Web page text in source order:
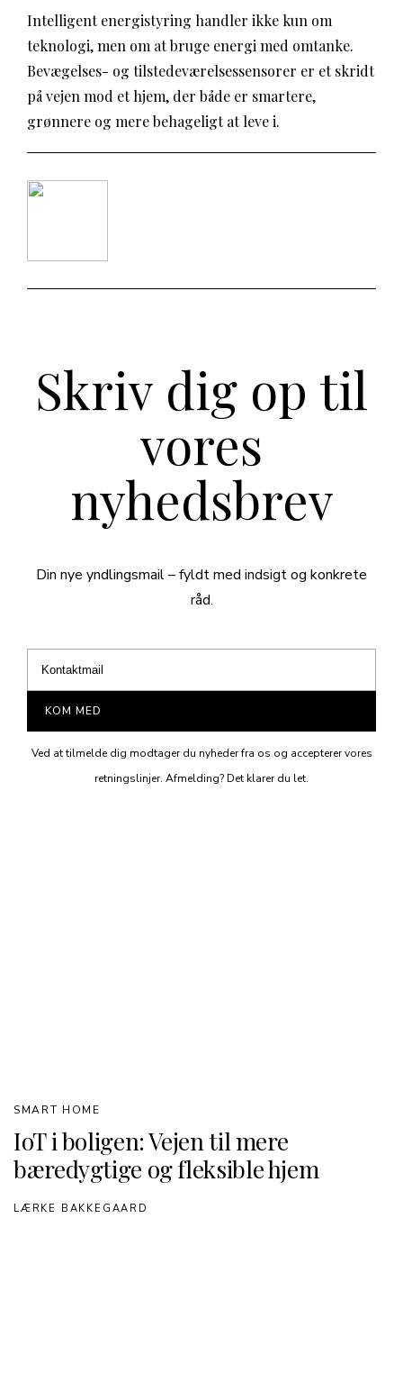
Intelligent energistyring handler ikke kun om
teknologi, men om at bruge energi med omtanke.
Bevægelses- og tilstedeværelsessensorer er et skridt
på vejen mod et hjem, der både er smartere,
grønnere og mere behageligt at leve i.
Skriv dig op til
vores
nyhedsbrev
Din nye yndlingsmail – fyldt med indsigt og konkrete
råd.
KOM MED
Ved at tilmelde dig modtager du nyheder fra os og accepterer vores
retningslinjer. Afmelding? Det klarer du let.
IoT i boligen: Vejen til mere
bæredygtige og fleksible hjem
SMART HOME
LÆRKE BAKKEGAARD